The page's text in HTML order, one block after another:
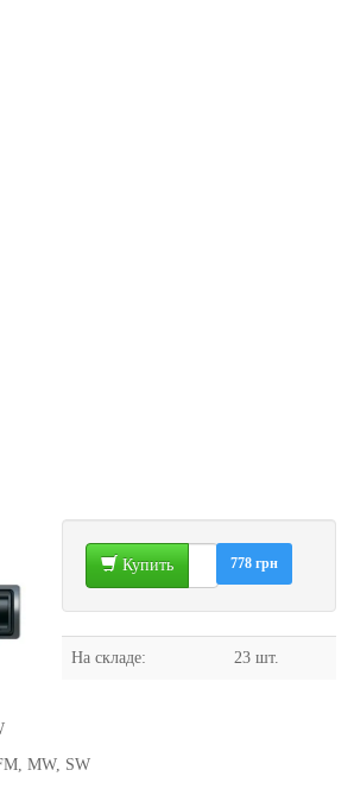
Купить 778 грн
На складе: 23 шт.
MW, SW